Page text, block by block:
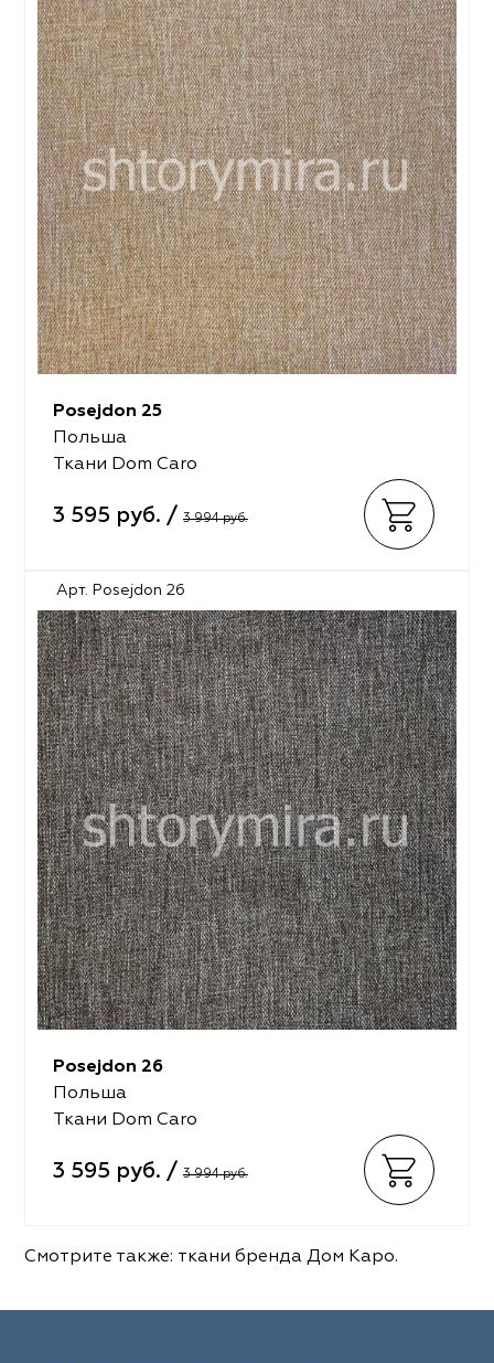
Posejdon 25
Польша
Ткани Dom Caro
3 595 руб. / 3 994 руб.
Арт. Posejdon 26
Posejdon 26
Польша
Ткани Dom Caro
3 595 руб. / 3 994 руб.
Смотрите также: ткани бренда Дом Каро.